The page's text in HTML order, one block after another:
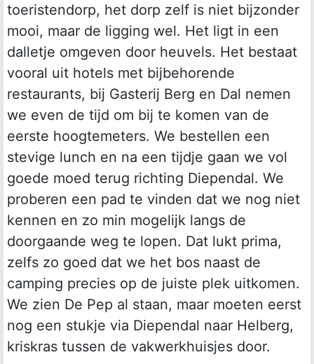
toeristendorp, het dorp zelf is niet bijzonder
mooi, maar de ligging wel. Het ligt in een
dalletje omgeven door heuvels. Het bestaat
vooral uit hotels met bijbehorende
restaurants, bij Gasterij Berg en Dal nemen
we even de tijd om bij te komen van de
eerste hoogtemeters. We bestellen een
stevige lunch en na een tijdje gaan we vol
goede moed terug richting Diependal. We
proberen een pad te vinden dat we nog niet
kennen en zo min mogelijk langs de
doorgaande weg te lopen. Dat lukt prima,
zelfs zo goed dat we het bos naast de
camping precies op de juiste plek uitkomen.
We zien De Pep al staan, maar moeten eerst
nog een stukje via Diependal naar Helberg,
kriskras tussen de vakwerkhuisjes door.